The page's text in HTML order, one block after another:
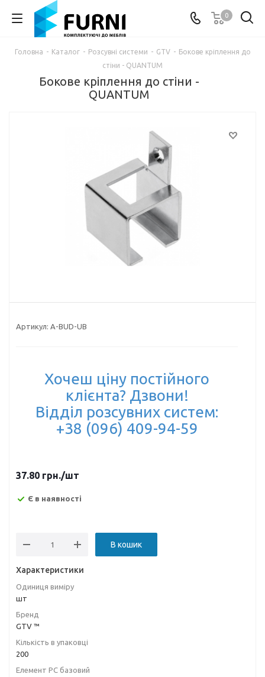
0
Головна - Каталог - Розсувні системи - GTV - Бокове кріплення до
стіни - QUANTUM
Бокове кріплення до стіни -
QUANTUM
Артикул: A-BUD-UB
Хочеш ціну постійного
клієнта? Дзвони!
Відділ розсувних систем:
+38 (096) 409-94-59
37.80 грн./шт
Є в наявності
В кошик
Характеристики
Одиниця виміру
шт
Бренд
GTV ™
Кількість в упаковці
200
Елемент РС базовий